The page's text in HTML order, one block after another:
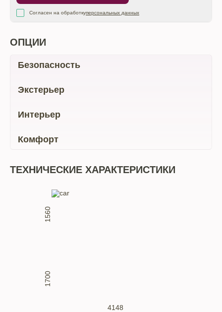
Согласен на обработкуперсональных данных
ОПЦИИ
Безопасность
Экстерьер
Интерьер
Комфорт
ТЕХНИЧЕСКИЕ ХАРАКТЕРИСТИКИ
4148
1700
1560